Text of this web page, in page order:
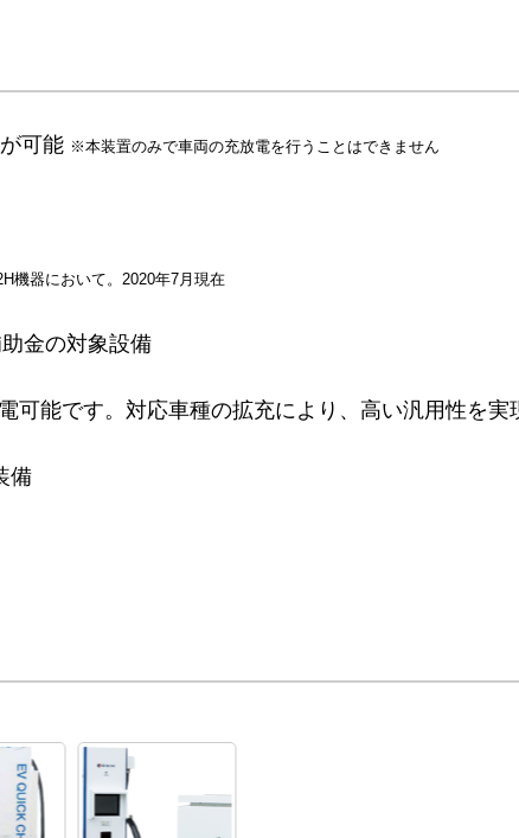
可能 ※本装置のみで車両の充放電を行うことはできません
機器において。2020年7⽉現在
⾦の対象設備
能です。対応⾞種の拡充により、⾼い汎⽤性を実
備